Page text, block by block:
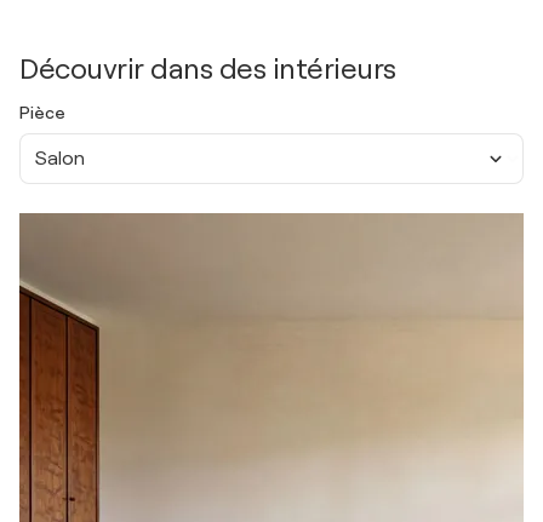
Découvrir dans des intérieurs
Pièce
Salon